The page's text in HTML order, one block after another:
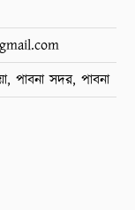
পাবনা সদর, পাবনা